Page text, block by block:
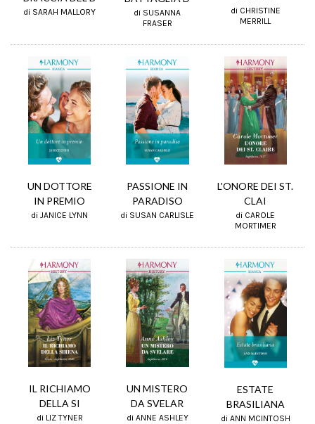
di SARAH MALLORY
di SUSANNA
FRASER
di CHRISTINE
MERRILL
UN DOTTORE
IN PREMIO
di JANICE LYNN
PASSIONE IN
PARADISO
di SUSAN CARLISLE
L'ONORE DEI ST.
CLAI
di CAROLE
MORTIMER
IL RICHIAMO
DELLA SI
di LIZ TYNER
UN MISTERO
DA SVELAR
di ANNE ASHLEY
ESTATE
BRASILIANA
di ANN MCINTOSH